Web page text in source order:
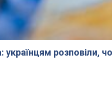
розповіли,